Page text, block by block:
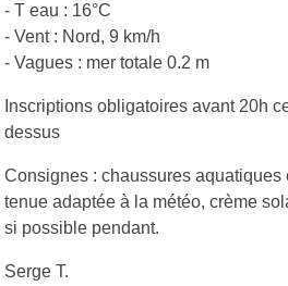
- T eau : 16°C
- Vent : Nord, 9 km/h
- Vagues : mer totale 0.2 m
Inscriptions obligatoires avant 20h
dessus
Consignes : chaussures aquatiques
tenue adaptée à la météo, crème
si possible pendant.
Serge T.